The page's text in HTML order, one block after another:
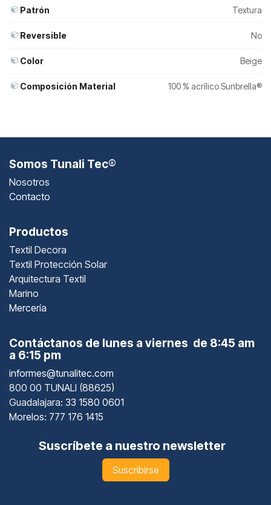
Patrón Textura
Reversible No
Color Beige
Composición Material 100 % acrílico Sunbrella®
Somos Tunali Tec®
Nosotros
Contacto
Productos
Textil Decora
Textil Protección Solar
Arquitectura Textil
Marino
Mercería
Contáctanos de lunes a viernes de 8:45 am
a 6:15 pm
informes@tunalitec.com
800 00 TUNALI (88625)
Guadalajara: 33 1580 0601
Morelos: 777 176 1415
Suscríbete a nuestro newsletter
Suscribirse